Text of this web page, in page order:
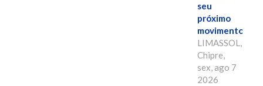
seu
próximo
movimento.
LIMASSOL,
Chipre,
sex, ago 7
2026